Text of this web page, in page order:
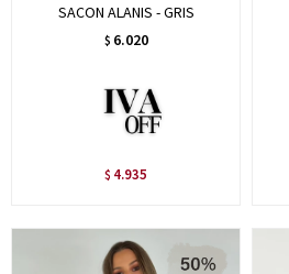
SACON ALANIS - GRIS
$ 6.020
$ 4.935